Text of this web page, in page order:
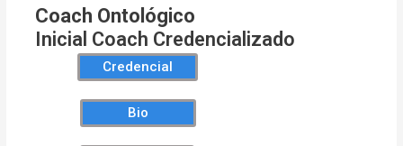
Coach Ontológico
Inicial Coach Credencializado
Credencial
Bio